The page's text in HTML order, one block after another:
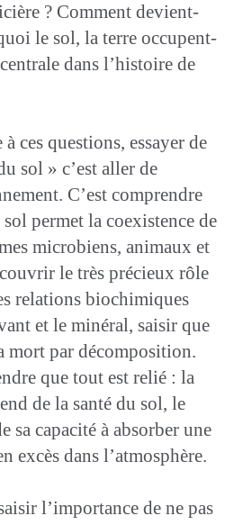
? Comment devient-
le sol, la terre occupent-
dans l’histoire de
ces questions, essayer de
sol » c’est aller de
C’est comprendre
permet la coexistence de
microbiens, animaux et
le très précieux rôle
relations biochimiques
et le minéral, saisir que
mort par décomposition.
que tout est relié : la
de la santé du sol, le
sa capacité à absorber une
excès dans l’atmosphère.
l’importance de ne pas